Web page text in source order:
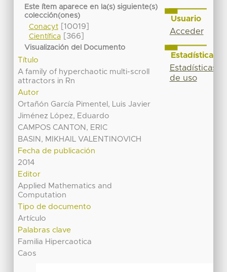
Este ítem aparece en la(s) siguiente(s)
colección(ones)
Conacyt[10019]
Científica[366]
Visualización del Documento
Título
A family of hyperchaotic multi-scroll
attractors in Rn
Autor
Ortañón García Pimentel, Luis Javier
Jiménez López, Eduardo
CAMPOS CANTON, ERIC
BASIN, MIKHAIL VALENTINOVICH
Fecha de publicación
2014
Editor
Applied Mathematics and
Computation
Tipo de documento
Artículo
Palabras clave
Familia Hipercaotica
Caos
Usuario
Acceder
Estadísticas
Estadísticas
de uso